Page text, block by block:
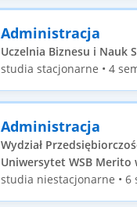
Administracja
Uczelnia Biznesu i Nauk
studia stacjonarne • 4
Administracja
Wydział
Uniwersytet WSB Merito
studia niestacjonarne • 6